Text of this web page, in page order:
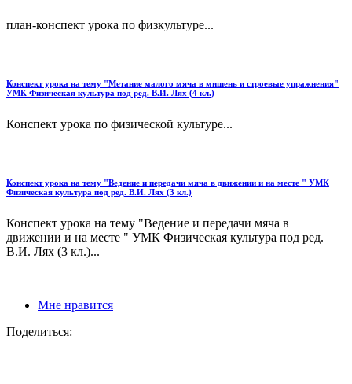
план-конспект урока по физкультуре...
Конспект урока на тему "Метание малого мяча в мишень и строевые упражнения"
УМК Физическая культура под ред. В.И. Лях (4 кл.)
Конспект урока по физической культуре...
Конспект урока на тему "Ведение и передачи мяча в движении и на месте " УМК
Физическая культура под ред. В.И. Лях (3 кл.)
Конспект урока на тему "Ведение и передачи мяча в
движении и на месте " УМК Физическая культура под ред.
В.И. Лях (3 кл.)...
Мне нравится
Поделиться: